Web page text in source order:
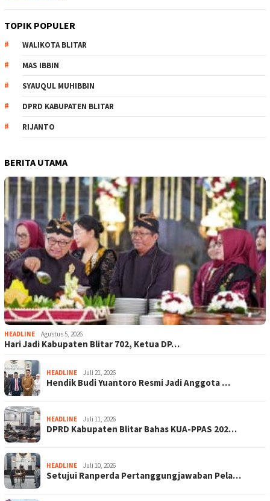
TOPIK POPULER
WALIKOTA BLITAR
MAS IBBIN
SYAUQUL MUHIBBIN
DPRD KABUPATEN BLITAR
RIJANTO
BERITA UTAMA
HEADLINE Agustus 5, 2026
Hari Jadi Kabupaten Blitar 702, Ketua DP…
HEADLINE Juli 21, 2026
Hendik Budi Yuantoro Resmi Jadi Anggota …
HEADLINE Juli 11, 2026
DPRD Kabupaten Blitar Bahas KUA-PPAS 202…
HEADLINE Juli 10, 2026
Setujui Ranperda Pertanggungjawaban Pela…